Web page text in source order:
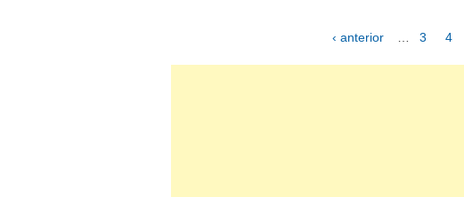
‹ anterior 3 4